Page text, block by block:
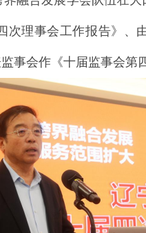
次理事会工作报告》、
事会作《十届监事会